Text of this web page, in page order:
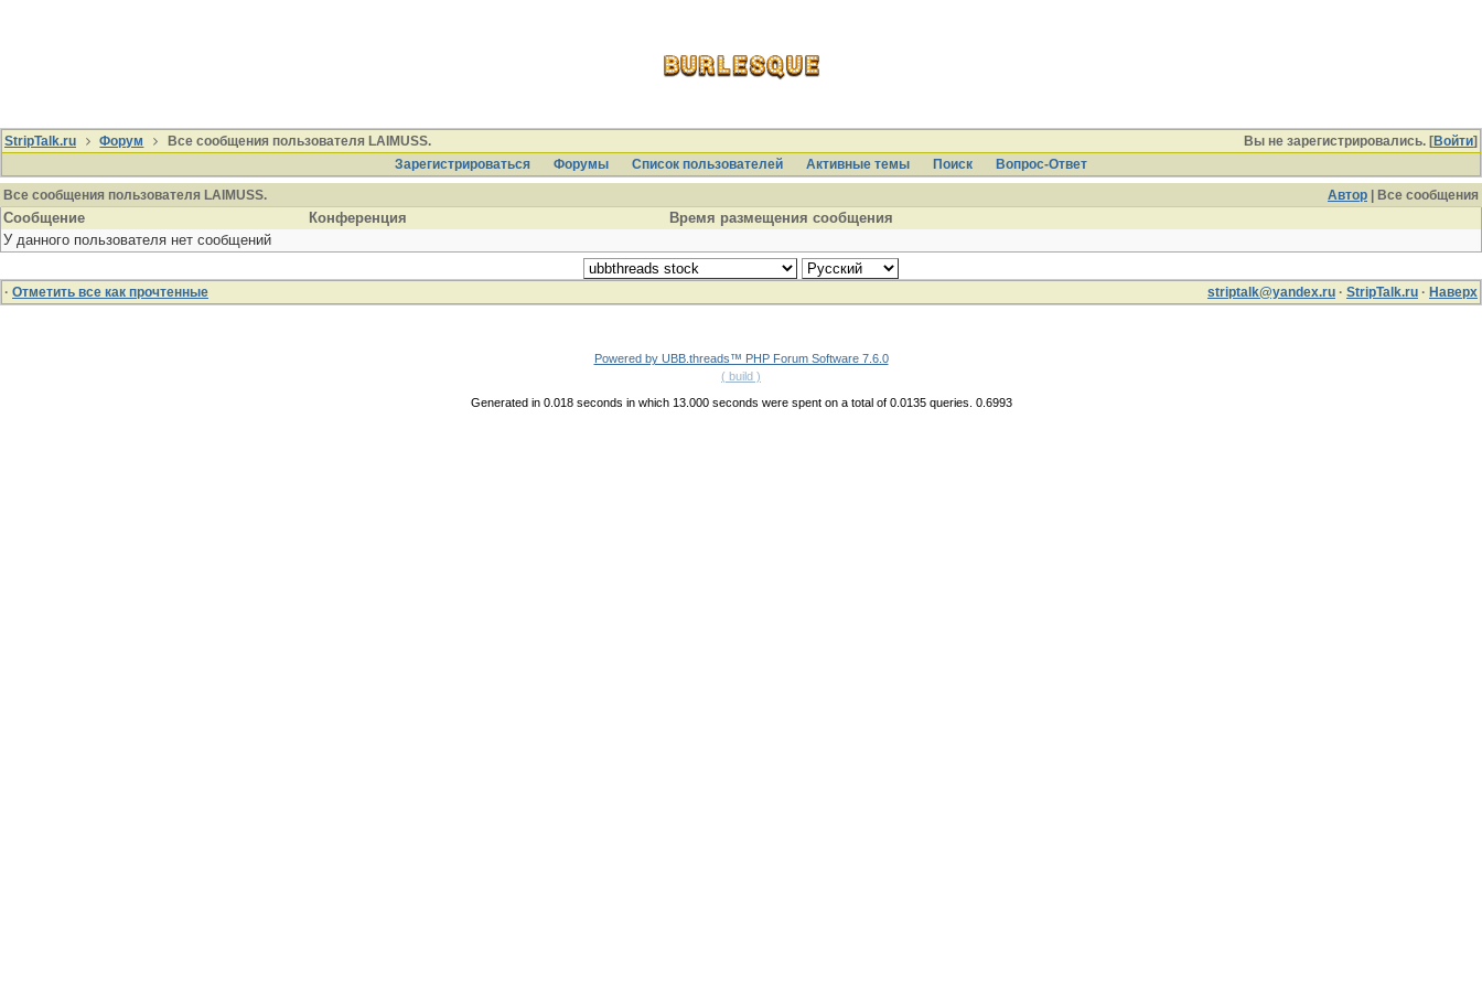
Вы не зарегистрировались. [Войти]
StripTalk.ru Форум
Все сообщения пользователя LAIMUSS.
Зарегистрироваться
Форумы Список пользователей Активные темы Поиcк
Вопрос-Ответ
Автор | Все сообщения
Все сообщения пользователя LAIMUSS.
Сообщение Конференция
Время размещения сообщения
У данного пользователя нет сообщений
· Отметить все как прочтенные striptalk@yandex.ru · StripTalk.ru · Наверх
Powered by UBB.threads™ PHP Forum Software 7.6.0
( build )
Generated in 0.018 seconds in which 13.000 seconds were spent on a total of 0.0135 queries. 0.6993